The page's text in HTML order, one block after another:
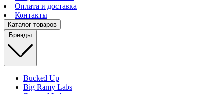
Оплата и доставка
Контакты
Каталог товаров
Бренды
Bucked Up
Big Ramy Labs